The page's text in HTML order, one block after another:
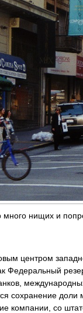
нищих и
центром
Федеральный
сохранение доли
компании, со